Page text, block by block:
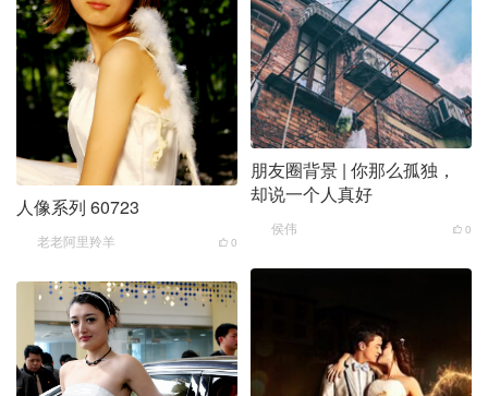
人像系列 60723
老老阿里羚羊 0
朋友圈背景 | 你那么孤独，
却说一个人真好
侯伟 0